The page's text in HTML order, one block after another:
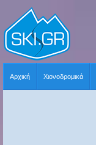
Αρχική Χιονοδρομικά